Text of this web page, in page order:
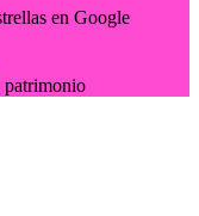
en Google
patrimonio